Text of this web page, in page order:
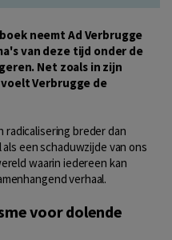
neemt Ad Verbrugge
van deze tijd onder de
Net zoals in zijn
voelt Verbrugge de
breder dan
een schaduwzijde van ons
waarin iedereen kan
verhaal.
voor dolende